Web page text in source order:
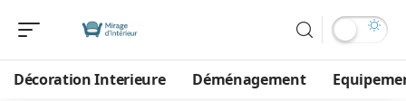
Décoration Interieure Déménagement